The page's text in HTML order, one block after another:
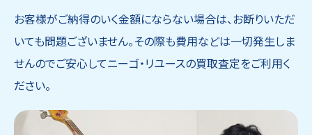
お客様がご納得のいく金額にならない場合は、お断りいただ
いても問題ございません。その際も費用などは一切発生しま
せんのでご安心してニーゴ・リユースの買取査定をご利用く
ださい。